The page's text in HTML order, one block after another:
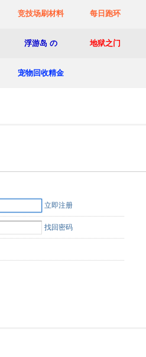
竞技场刷材料 每日跑环
浮游岛 の 地狱之门
宠物回收精金
立即注册
找回密码